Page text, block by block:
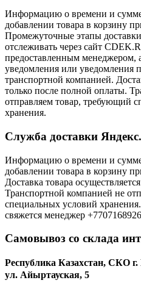
Информацию о времени и
добавлении товара в корзину
Промежуточные этапы
отслеживать через сайт
предоставленным менеджером,
уведомления или уведомления
транспортной компанией.
только после полной оплаты.
отправляем товар, требующий
хранения.
Служба доставки
Информацию о времени и
добавлении товара в корзину
Доставка товара
Транспортной компанией не
специальных условий
свяжется менеджер
Самовывоз со склада
Республика Казахстан, СКО
ул. Айыртауская, 5